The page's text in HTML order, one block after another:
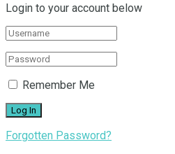
Login to your account below
Remember Me
Forgotten Password?